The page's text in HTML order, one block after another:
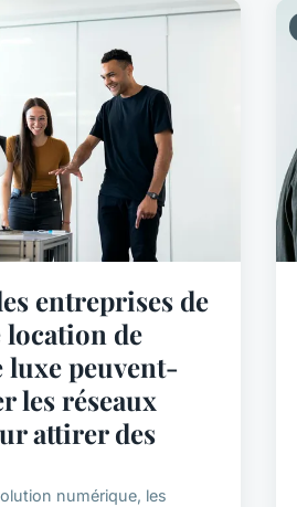
entreprises de
location de
luxe peuvent-
les réseaux
attirer des
numérique, les